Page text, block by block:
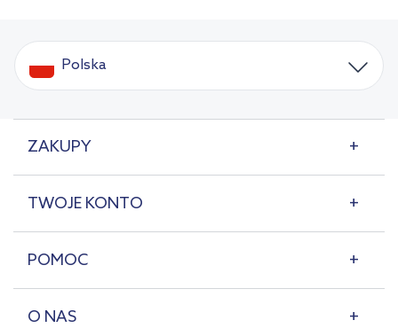
Polska
ZAKUPY
TWOJE KONTO
POMOC
O NAS